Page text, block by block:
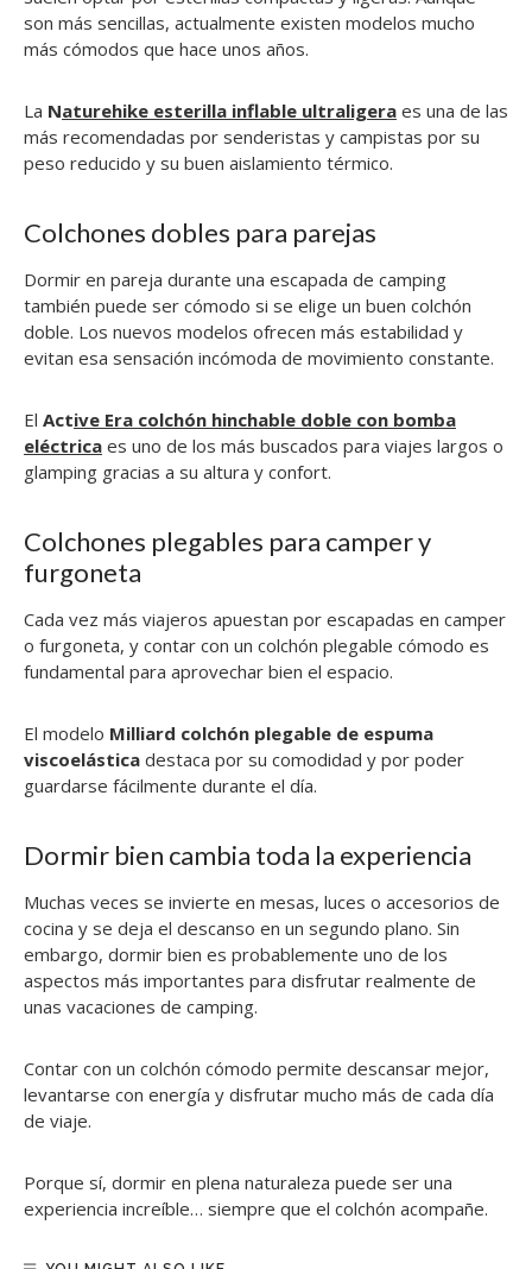
son más sencillas, actualmente existen modelos mucho
más cómodos que hace unos años.
La Naturehike esterilla inflable ultraligera es una de las
más recomendadas por senderistas y campistas por su
peso reducido y su buen aislamiento térmico.
Colchones dobles para parejas
Dormir en pareja durante una escapada de camping
también puede ser cómodo si se elige un buen colchón
doble. Los nuevos modelos ofrecen más estabilidad y
evitan esa sensación incómoda de movimiento constante.
El Active Era colchón hinchable doble con bomba
eléctrica es uno de los más buscados para viajes largos o
glamping gracias a su altura y confort.
Colchones plegables para camper y
furgoneta
Cada vez más viajeros apuestan por escapadas en camper
o furgoneta, y contar con un colchón plegable cómodo es
fundamental para aprovechar bien el espacio.
El modelo Milliard colchón plegable de espuma
viscoelástica destaca por su comodidad y por poder
guardarse fácilmente durante el día.
Dormir bien cambia toda la experiencia
Muchas veces se invierte en mesas, luces o accesorios de
cocina y se deja el descanso en un segundo plano. Sin
embargo, dormir bien es probablemente uno de los
aspectos más importantes para disfrutar realmente de
unas vacaciones de camping.
Contar con un colchón cómodo permite descansar mejor,
levantarse con energía y disfrutar mucho más de cada día
de viaje.
Porque sí, dormir en plena naturaleza puede ser una
experiencia increíble… siempre que el colchón acompañe.